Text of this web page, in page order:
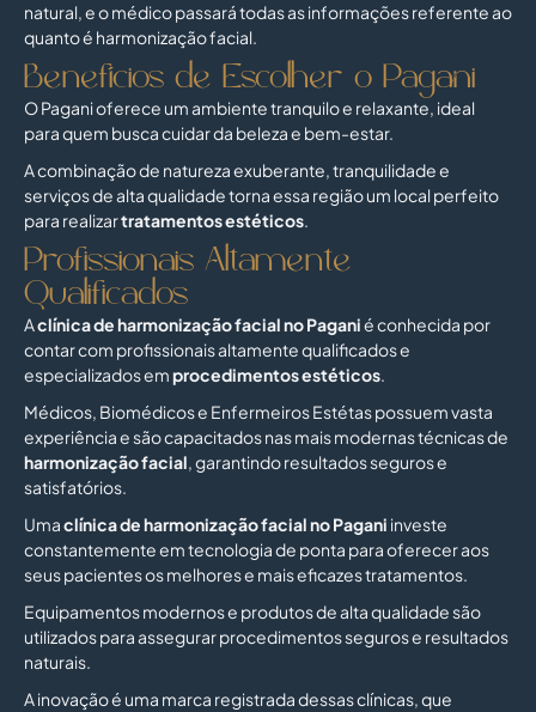
natural, e o médico passará todas as informações referente ao
quanto é harmonização facial.
Benefícios de Escolher o Pagani
O Pagani oferece um ambiente tranquilo e relaxante, ideal
para quem busca cuidar da beleza e bem-estar.
A combinação de natureza exuberante, tranquilidade e
serviços de alta qualidade torna essa região um local perfeito
para realizartratamentos estéticos.
Profissionais Altamente
Qualificados
Aclínica de harmonização facial no Paganié conhecida por
contar com profissionais altamente qualificados e
especializados emprocedimentos estéticos.
Médicos, Biomédicos e Enfermeiros Estétas possuem vasta
experiência e são capacitados nas mais modernas técnicas de
harmonização facial, garantindo resultados seguros e
satisfatórios.
Umaclínica deharmonização facial no Pagani investe
constantemente em tecnologia de ponta para oferecer aos
seus pacientes os melhores e mais eficazes tratamentos.
Equipamentos modernos e produtos de alta qualidade são
utilizados para assegurar procedimentos seguros e resultados
naturais.
A inovação é uma marca registrada dessas clínicas, que